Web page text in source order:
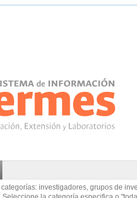
investigadores, grupos de